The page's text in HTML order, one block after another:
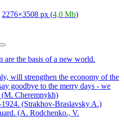
2276×3508 px (4,0 Mb)